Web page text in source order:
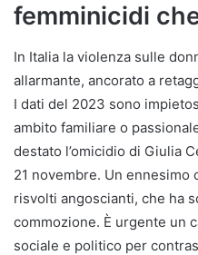
femminicidi
In Italia la violenza sulle
allarmante, ancorato a
I dati del 2023 sono
ambito familiare o
destato l’omicidio di Giulia
21 novembre. Un ennesimo
risvolti angoscianti, che ha
commozione. È urgente un
sociale e politico per